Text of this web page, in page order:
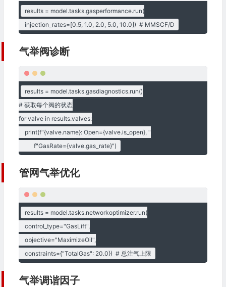
results = model.tasks.gasperformance.run(
    injection_rates=[0.5, 1.0, 2.0, 5.0, 10.0])  # MMSCF/D
气举阀诊断
results = model.tasks.gasdiagnostics.run()
# 获取每个阀的状态
for valve in results.valves:
    print(f"{valve.name}: Open={valve.is_open}, "
          f"GasRate={valve.gas_rate}")
管网气举优化
results = model.tasks.networkoptimizer.run(
    control_type="GasLift",
    objective="MaximizeOil",
    constraints={"TotalGas": 20.0})  # 总注气上限
气举调谐因子